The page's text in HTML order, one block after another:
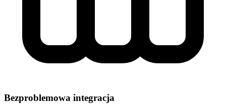
Bezproblemowa integracja